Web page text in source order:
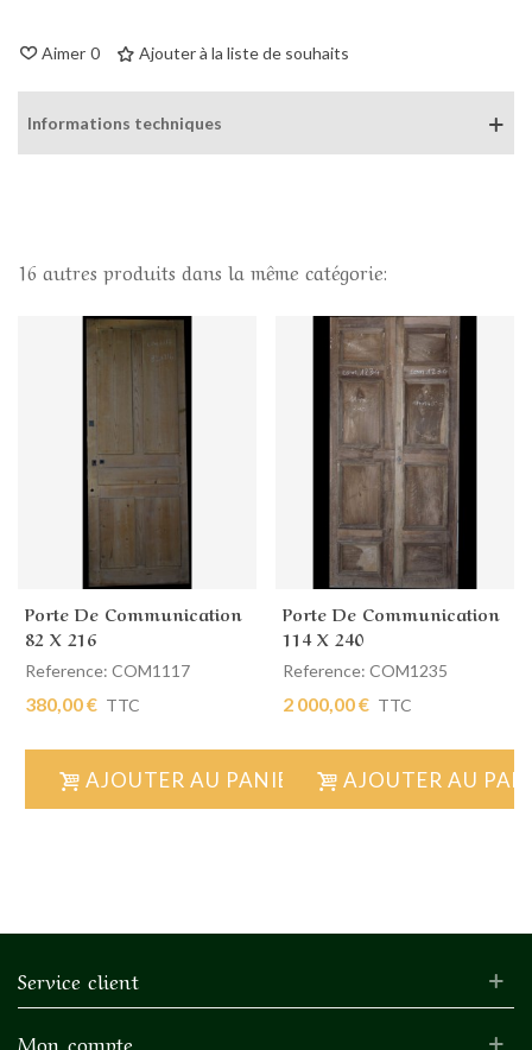
Aimer 0 Ajouter à la liste de souhaits
Informations techniques
16 autres produits dans la même catégorie:
Porte De Communication
82 X 216
Reference: COM1117
380,00 € TTC
AJOUTER AU PANIER
Porte De Communication
114 X 240
Reference: COM1235
2 000,00 € TTC
AJOUTER AU
Service client
Mon compte